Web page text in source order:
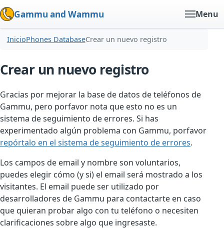
Gammu and Wammu Menu
InicioPhones DatabaseCrear un nuevo registro
Crear un nuevo registro
Gracias por mejorar la base de datos de teléfonos de
Gammu, pero porfavor nota que esto no es un
sistema de seguimiento de errores. Si has
experimentado algún problema con Gammu, porfavor
repórtalo en el sistema de seguimiento de errores.
Los campos de email y nombre son voluntarios,
puedes elegir cómo (y si) el email será mostrado a los
visitantes. El email puede ser utilizado por
desarrolladores de Gammu para contactarte en caso
que quieran probar algo con tu teléfono o necesiten
clarificaciones sobre algo que ingresaste.